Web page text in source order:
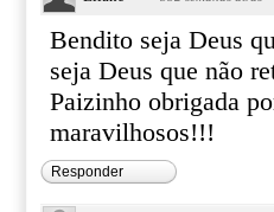
Bendito seja Deus
seja Deus que não
Paizinho obrigada
maravilhosos!!!
Responder